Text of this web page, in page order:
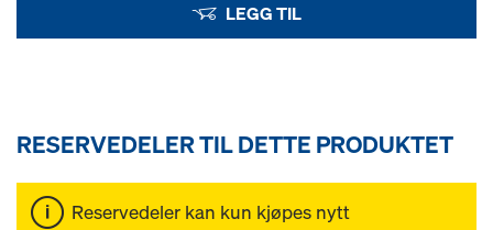
LEGG TIL
RESERVEDELER TIL DETTE PRODUKTET
Reservedeler kan kun kjøpes nytt